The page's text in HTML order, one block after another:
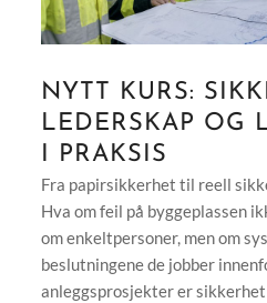
NYTT KURS:
LEDERSKAP OG
I PRAKSIS
Fra papirsikkerhet til reell
Hva om feil på byggeplassen
om enkeltpersoner, men om
beslutningene de jobber
anleggsprosjekter er